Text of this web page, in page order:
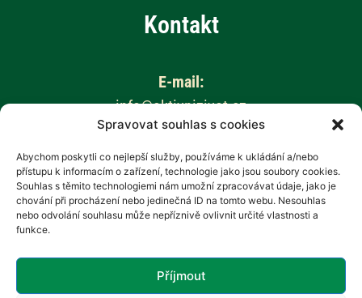
Spravovat souhlas s cookies
Abychom poskytli co nejlepší služby, používáme k ukládání a/nebo
přístupu k informacím o zařízení, technologie jako jsou soubory cookies.
Souhlas s těmito technologiemi nám umožní zpracovávat údaje, jako je
chování při procházení nebo jedinečná ID na tomto webu. Nesouhlas
nebo odvolání souhlasu může nepříznivě ovlivnit určité vlastnosti a
funkce.
Příjmout
Kontakt
E-mail:
info@aktivnizivot.cz
Odborní garanti:
Prof. MUDr. Eva Kubala Havrdová, CSc.
Prim. MUDr. Marta Vachová
Revenium, z.s. – Hana Potměšilová